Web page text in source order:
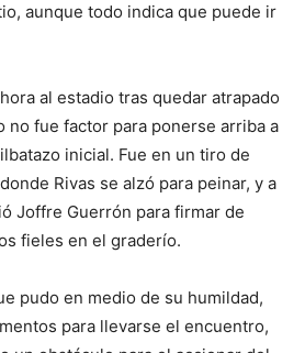
aunque todo indica que puede ir
al estadio tras quedar atrapado
no fue factor para ponerse arriba a
inicial. Fue en un tiro de
Rivas se alzó para peinar, y a
Joffre Guerrón para firmar de
fieles en el graderío.
pudo en medio de su humildad,
para llevarse el encuentro,